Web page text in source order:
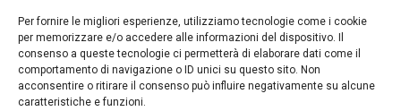
Per fornire le migliori esperienze, utilizziamo tecnologie come i cookie
per memorizzare e/o accedere alle informazioni del dispositivo. Il
consenso a queste tecnologie ci permetterà di elaborare dati come il
comportamento di navigazione o ID unici su questo sito. Non
acconsentire o ritirare il consenso può influire negativamente su alcune
caratteristiche e funzioni.